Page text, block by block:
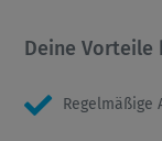
Deine Vorteile
Regelmäßige